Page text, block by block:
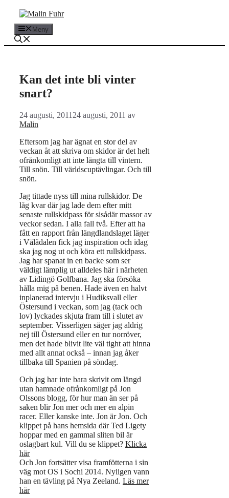
Hoppa
innehåll Meny
Kan det inte bli vinter
snart?
24 augusti, 2011 24 augusti, 2011 av
Malin
Eftersom jag har ägnat en stor del av
veckan åt att skriva om skidor är det helt
ofrånkomligt att inte längta till vintern.
Till snön. Till världscuptävlingar. Och till
snön.
Jag tittade nyss till mina rullskidor. De
låg kvar där jag lade dem efter mitt
senaste rullskidpass för sisådär massor av
veckor sedan. I alla fall två. Efter att ha
fått en rapport från längdlandslaget läger
i Vålådalen fick jag inspiration och idag
ska jag nog ut och köra ett rullskidpass.
Jag har spanat in en backe som ser
väldigt lämplig ut alldeles här i närheten
av Lidingö Golfbana. Jag ska försöka
hålla mig på benen. Hade även en halvt
inplanerad intervju i Hudiksvall eller
Östersund i veckan, som jag (tack och
lov) lyckades skjuta fram till i slutet av
september. Visserligen säger jag aldrig
nej till Östersund eller en tur norröver,
men det hade blivit lite väl tight att hinna
med allt annat också – innan jag åker
tillbaka till Spanien på söndag.
Och jag har inte bara skrivit om längd
utan hamnade ofrånkomligt på Jon
Olssons blogg, för hur man än ser på
saken blir Jon mer och mer en alpin
racer. Eller kanske inte. Jon är Jon. Och
klippet på hans hemsida där Ted Ligety
hoppar med en gammal sliten bil är
oslagbart kul. Vill du se klippet? Klicka
här
Och Jon fortsätter visa framfötterna i sin
väg mot OS i Sochi 2014. Nyligen vann
han en tävling på Nya Zeeland. Läs mer
här